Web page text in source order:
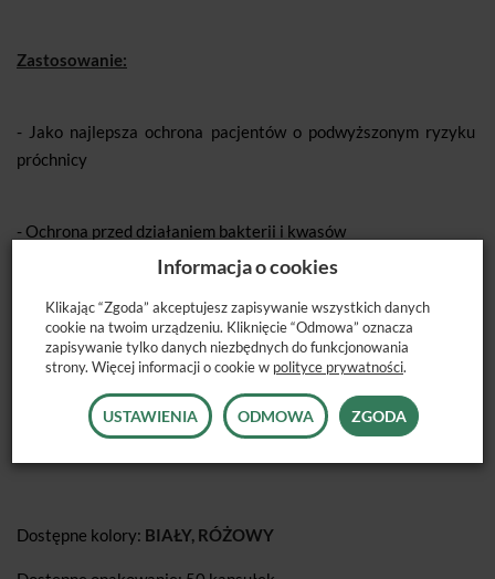
Zastosowanie:
- Jako najlepsza ochrona pacjentów o podwyższonym ryzyku
próchnicy
- Ochrona przed działaniem bakterii i kwasów
- Odbudowuje strukturę zęba, zawiera ACP (amorficzny
fosforan wapnia)
Czas pracy: 1 min. 40 sek
Dostępne kolory: BIAŁY, RÓŻOWY
Informacja o cookies
Klikając “Zgoda” akceptujesz zapisywanie wszystkich danych
cookie na twoim urządzeniu. Kliknięcie “Odmowa” oznacza
zapisywanie tylko danych niezbędnych do funkcjonowania
strony. Więcej informacji o cookie w polityce prywatności.
USTAWIENIA ODMOWA ZGODA